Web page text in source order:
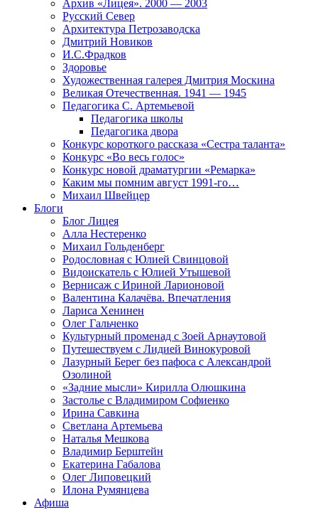
Архив «Лицея». 2000 — 2003
Русский Север
Архитектура Петрозаводска
Дмитрий Новиков
И.С.Фрадков
Здоровье
Художественная галерея Дмитрия Москина
Великая Отечественная. 1941 — 1945
Педагогика С. Артемьевой
Педагогика школы
Педагогика двора
Конкурс короткого рассказа «Сестра таланта»
Конкурс «Во весь голос»
Конкурс новой драматургии «Ремарка»
Каким мы помним август 1991-го…
Михаил Швейцер
Блоги
Блог Лицея
Алла Нестеренко
Михаил Гольденберг
Родословная с Юлией Свинцовой
Видоискатель с Юлией Утышевой
Вернисаж с Ириной Ларионовой
Валентина Калачёва. Впечатления
Лариса Хенинен
Олег Гальченко
Культурный променад с Зоей Арнаутовой
Путешествуем с Лидией Винокуровой
Лазурный Берег без пафоса с Александрой
Озолиной
«Задние мысли» Кирилла Олюшкина
Застолье с Владимиром Софиенко
Ирина Савкина
Светлана Артемьева
Наталья Мешкова
Владимир Берштейн
Екатерина Габалова
Олег Липовецкий
Илона Румянцева
Афиша